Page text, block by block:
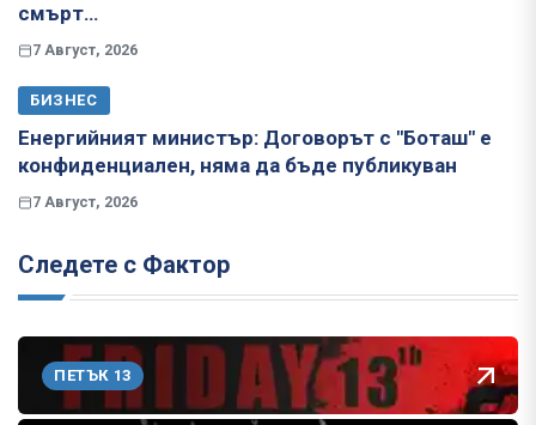
смърт…
7 Август, 2026
БИЗНЕС
Енергийният министър: Договорът с "Боташ" е
конфиденциален, няма да бъде публикуван
7 Август, 2026
Следете с Фактор
ПЕТЪК 13